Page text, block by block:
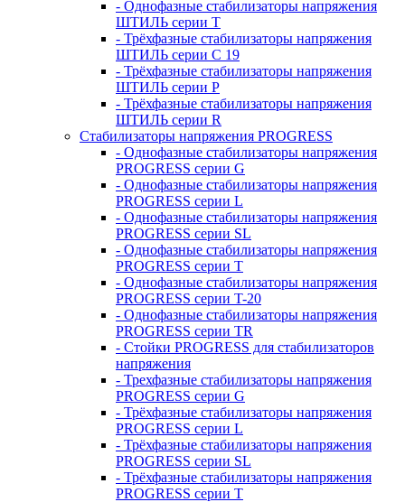
- Однофазные стабилизаторы напряжения
ШТИЛЬ серии T
- Трёхфазные стабилизаторы напряжения
ШТИЛЬ серии C 19
- Трёхфазные стабилизаторы напряжения
ШТИЛЬ серии P
- Трёхфазные стабилизаторы напряжения
ШТИЛЬ серии R
Стабилизаторы напряжения PROGRESS
- Однофазные стабилизаторы напряжения
PROGRESS серии G
- Однофазные стабилизаторы напряжения
PROGRESS серии L
- Однофазные стабилизаторы напряжения
PROGRESS серии SL
- Однофазные стабилизаторы напряжения
PROGRESS серии T
- Однофазные стабилизаторы напряжения
PROGRESS серии T-20
- Однофазные стабилизаторы напряжения
PROGRESS серии TR
- Стойки PROGRESS для стабилизаторов
напряжения
- Трехфазные стабилизаторы напряжения
PROGRESS серии G
- Трёхфазные стабилизаторы напряжения
PROGRESS серии L
- Трёхфазные стабилизаторы напряжения
PROGRESS серии SL
- Трёхфазные стабилизаторы напряжения
PROGRESS серии T